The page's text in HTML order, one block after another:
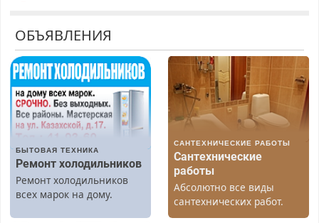
ОБЪЯВЛЕНИЯ
БЫТОВАЯ ТЕХНИКА
Ремонт холодильников
Ремонт холодильников
всех марок на дому.
САНТЕХНИЧЕСКИЕ РАБОТЫ
Сантехнические
работы
Абсолютно все виды
сантехнических работ.
Быстро. Качественно.